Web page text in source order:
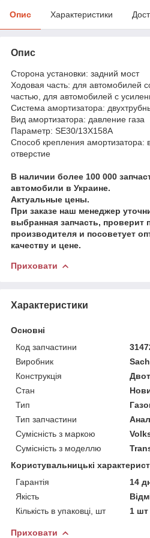
Опис Характеристики
Опис
Сторона установки: задний мост
Ходовая часть: для автомобилей
частью, для автомобилей с
Система амортизатора:
Вид амортизатора: давление газа
Параметр: SE30/13X158A
Способ крепления амортизатора:
отверстие
В наличии более 100 000
автомобили в Украине.
Актуальные цены.
При заказе наш менеджер
выбранная запчасть, проверит
производителя и посоветует
качеству и цене.
Приховати
Характеристики
Основні
Код запчастини
Виробник
Конструкція
Стан
Тип
Тип запчастини
Сумісність з маркою
Сумісність з моделлю
Користувальницькі
Гарантія
14
Якість
Кількість в упаковці, шт
1 шт
Приховати